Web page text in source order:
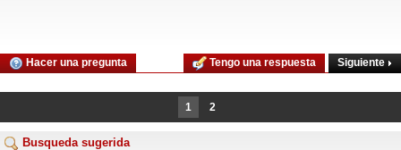
Hacer una pregunta Siguiente
Tengo una respuesta
1 2
Busqueda sugerida